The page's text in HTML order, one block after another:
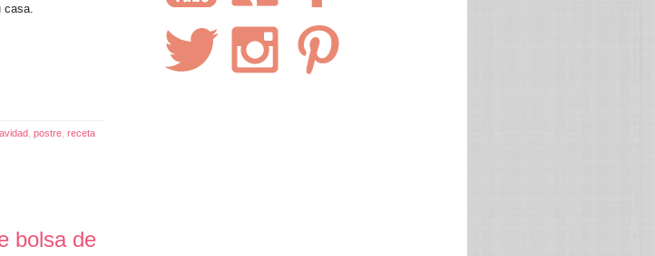
casa.
postre receta
bolsa de